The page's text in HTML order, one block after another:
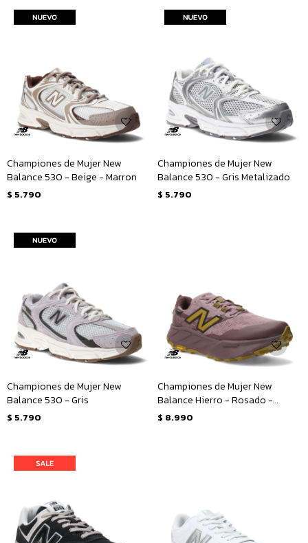
Championes de Mujer New
Balance 530 - Beige - Marron
$ 5.790
Championes de Mujer New
Balance 530 - Gris Metalizado
$ 5.790
Championes de Mujer New
Balance 530 - Gris
$ 5.790
Championes de Mujer New
Balance Hierro - Rosado -
Amarillo Mostaza
$ 8.990